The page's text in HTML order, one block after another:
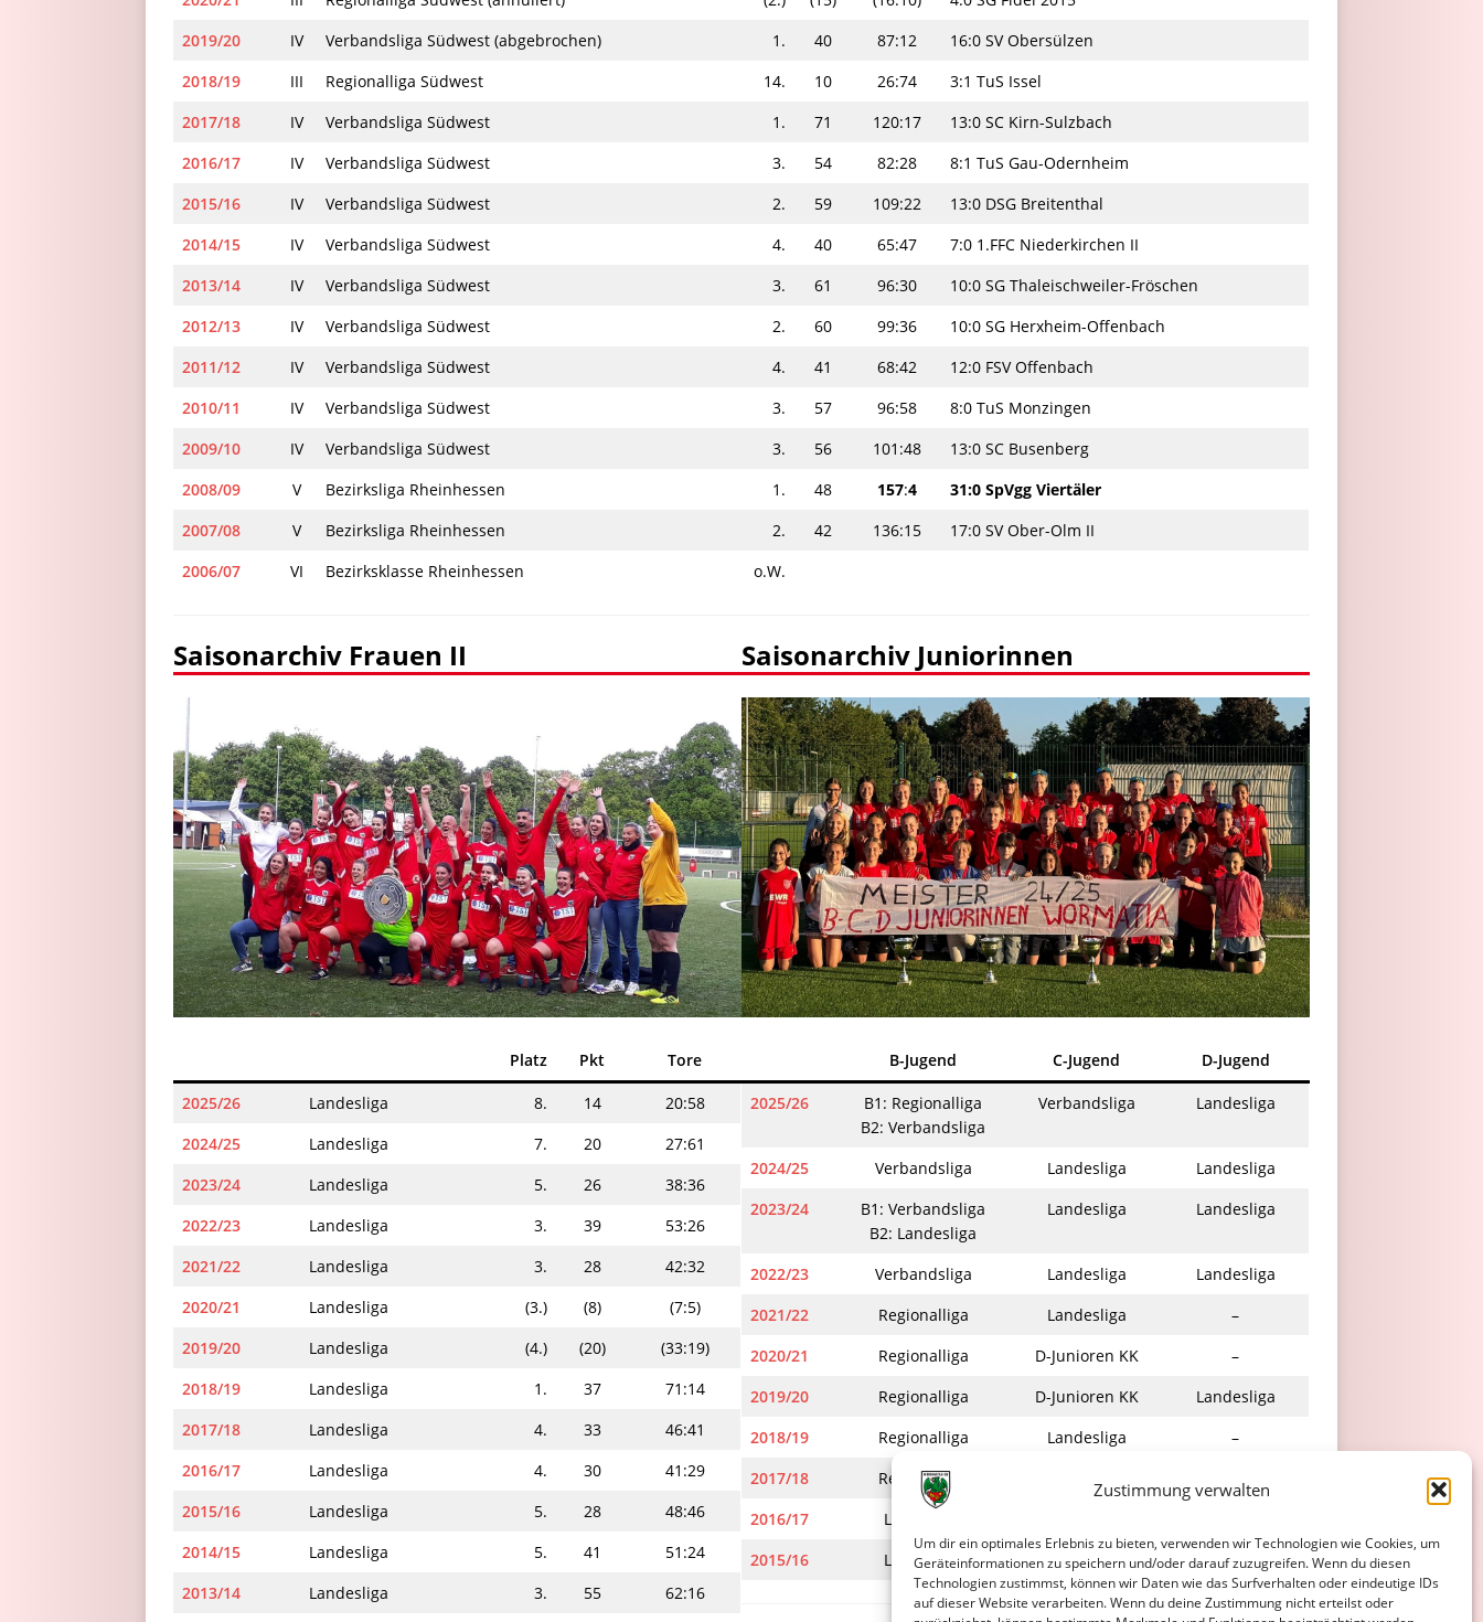
Zustimmung verwalten
Um dir ein optimales Erlebnis zu bieten, verwenden wir Technologien wie Cookies, um
Geräteinformationen zu speichern und/oder darauf zuzugreifen. Wenn du diesen
Technologien zustimmst, können wir Daten wie das Surfverhalten oder eindeutige IDs
auf dieser Website verarbeiten. Wenn du deine Zustimmung nicht erteilst oder
2019/20
IV Verbandsliga Südwest (abgebrochen) 1. 40 87:12
16:0 SV Obersülzen
2018/19
III Regionalliga Südwest 14. 10 26:74
3:1 TuS Issel
2017/18
IV Verbandsliga Südwest 1. 71 120:17
13:0 SC Kirn-Sulzbach
2016/17
IV Verbandsliga Südwest 3. 54 82:28
8:1 TuS Gau-Odernheim
2015/16
IV Verbandsliga Südwest 2. 59 109:22
13:0 DSG Breitenthal
2014/15
IV Verbandsliga Südwest 4. 40 65:47
7:0 1.FFC Niederkirchen II
2013/14
IV Verbandsliga Südwest 3. 61 96:30
10:0 SG Thaleischweiler-Fröschen
2012/13
IV Verbandsliga Südwest 2. 60 99:36
10:0 SG Herxheim-Offenbach
2011/12
IV Verbandsliga Südwest 4. 41 68:42
12:0 FSV Offenbach
2010/11
IV Verbandsliga Südwest 3. 57 96:58
8:0 TuS Monzingen
2009/10
IV Verbandsliga Südwest 3. 56 101:48
13:0 SC Busenberg
2008/09
V Bezirksliga Rheinhessen 1. 48 157:4
31:0 SpVgg Viertäler
2007/08
V Bezirksliga Rheinhessen 2. 42 136:15
17:0 SV Ober-Olm II
2006/07
VI Bezirksklasse Rheinhessen o.W.
Saisonarchiv Frauen II
Platz Pkt Tore
2025/26 Landesliga 8. 14
20:58
2024/25
Landesliga 7. 20
27:61
2023/24
Landesliga 5. 26
38:36
2022/23
Landesliga 3. 39
53:26
2021/22
Landesliga 3. 28
42:32
2020/21
Landesliga (3.) (8)
(7:5)
2019/20
Landesliga (4.) (20)
(33:19)
2018/19
Landesliga 1. 37
71:14
2017/18
Landesliga 4. 33
46:41
2016/17
Landesliga 4. 30
41:29
2015/16
Landesliga 5. 28
48:46
2014/15
Landesliga 5. 41
51:24
2013/14
Landesliga 3. 55 62:16
Saisonarchiv Juniorinnen
B-Jugend C-Jugend D-Jugend
2025/26
B1: Regionalliga
B2: Verbandsliga
Verbandsliga Landesliga
2024/25 Verbandsliga Landesliga
Landesliga
2023/24
B1: Verbandsliga
B2: Landesliga
Landesliga Landesliga
2022/23 Verbandsliga Landesliga
Landesliga
2021/22
Regionalliga Landesliga
–
2020/21
Regionalliga D-Junioren KK
–
2019/20
Regionalliga D-Junioren KK
Landesliga
2018/19
Regionalliga Landesliga
–
2017/18
Regionalliga
E-Junioren KK
2016/17
Landesliga
2015/16
Landesliga Landesliga Landesliga